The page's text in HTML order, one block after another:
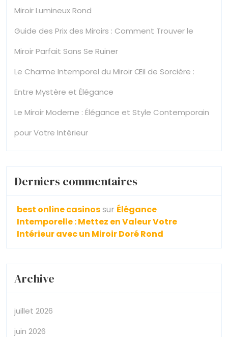
Miroir Lumineux Rond
Guide des Prix des Miroirs : Comment Trouver le
Miroir Parfait Sans Se Ruiner
Le Charme Intemporel du Miroir Œil de Sorcière :
Entre Mystère et Élégance
Le Miroir Moderne : Élégance et Style Contemporain
pour Votre Intérieur
Derniers commentaires
best online casinossur Élégance
Intemporelle : Mettez en Valeur Votre
Intérieur avec un Miroir Doré Rond
Archive
juillet 2026
juin 2026